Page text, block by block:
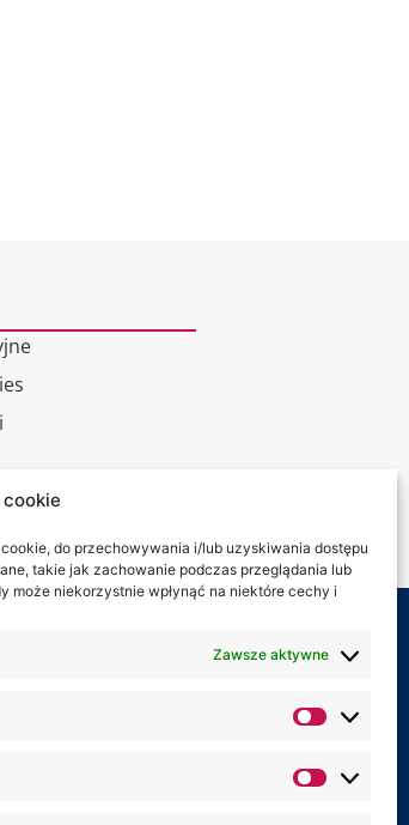
do przechowywania i/lub uzyskiwania dostępu
takie jak zachowanie podczas przeglądania lub
niekorzystnie wpłynąć na niektóre cechy i
Zawsze aktywne